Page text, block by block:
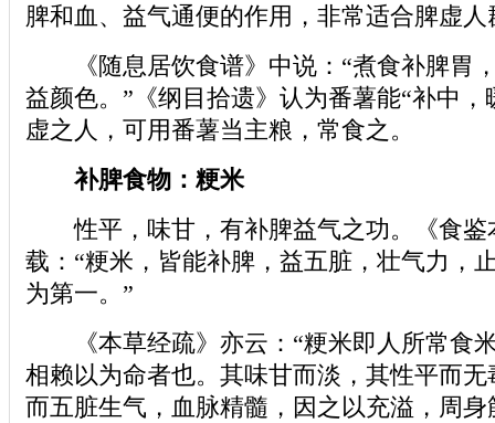
脾和血、益气通便的作用，非常适合脾虚
《随息居饮食谱》中说：“煮食补脾胃
益颜色。”《纲目拾遗》认为番薯能“补中，
虚之人，可用番薯当主粮，常食之。
补脾食物：粳米
性平，味甘，有补脾益气之功。《食鉴
载：“粳米，皆能补脾，益五脏，壮气力，
为第一。”
《本草经疏》亦云：“粳米即人所常食
相赖以为命者也。其味甘而淡，其性平而
而五脏生气，血脉精髓，因之以充溢，周